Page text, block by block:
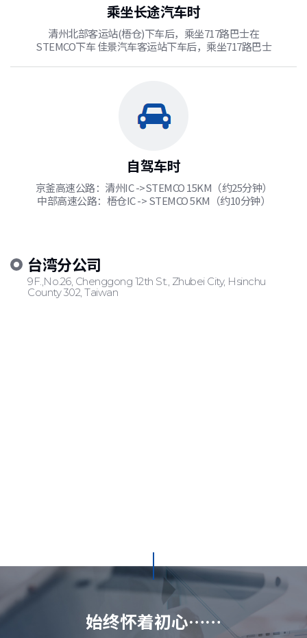
乘坐长途汽车时
清州北部客运站(梧仓)下车后，乘坐717路巴士在
STEMCO下车 佳景汽车客运站下车后，乘坐717路巴士
自驾车时
京釜高速公路：清州IC ->STEMCO 15KM（约25分钟）
中部高速公路：梧仓IC -> STEMCO 5KM（约10分钟）
台湾分公司
9F.,No.26, Chenggong 12th St., Zhubei City, Hsinchu
County 302, Taiwan
始终怀着初心……